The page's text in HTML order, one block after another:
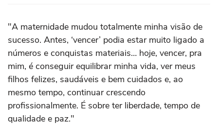
"A maternidade mudou totalmente minha visão de
sucesso. Antes, ‘vencer’ podia estar muito ligado a
números e conquistas materiais… hoje, vencer, pra
mim, é conseguir equilibrar minha vida, ver meus
filhos felizes, saudáveis e bem cuidados e, ao
mesmo tempo, continuar crescendo
profissionalmente. É sobre ter liberdade, tempo de
qualidade e paz."